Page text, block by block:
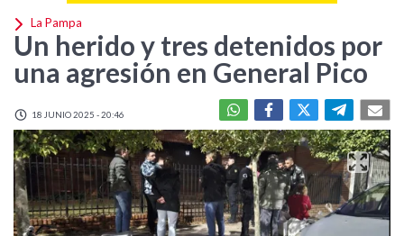
La Pampa
Un herido y tres detenidos por
una agresión en General Pico
18 JUNIO 2025 - 20:46